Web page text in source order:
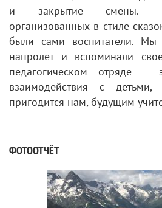
и закрытие смены. В
организованных в стиле
были сами воспитатели. Мы
напролет и вспоминали
педагогическом отряде
взаимодействия с
пригодится нам, будущим
ФОТООТЧЁТ